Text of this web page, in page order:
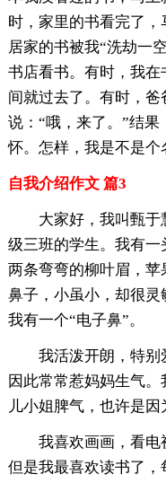
时，家里的书看完了
居家的书被我“洗劫一
书店看书。有时，我
间就过去了。有时，
说：“哦，来了。”结
怀。怎样，我是不是个
自我介绍作文 篇3
大家好，我叫甄
级三班的学生。我有一
两条弯弯的柳叶眉，
鼻子，小虽小，却很
我有一个“电子鼻”。
我活泼开朗，特别
因此常常惹妈妈生气
儿小姐脾气，也许是因
我喜欢画画，看电
但是我最喜欢读书了